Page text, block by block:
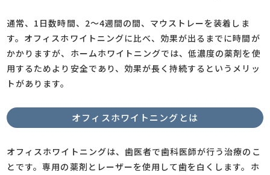
通常、1日数時間、2～4週間の間、マウストレーを装着しま
す。オフィスホワイトニングに比べ、効果が出るまでに時間が
かかりますが、ホームホワイトニングでは、低濃度の薬剤を使
用するためより安全であり、効果が長く持続するというメリッ
トがあります。
オフィスホワイトニングとは
オフィスホワイトニングは、歯医者で歯科医師が行う治療のこ
とです。専用の薬剤とレーザーを使用して歯を白くします。ホ